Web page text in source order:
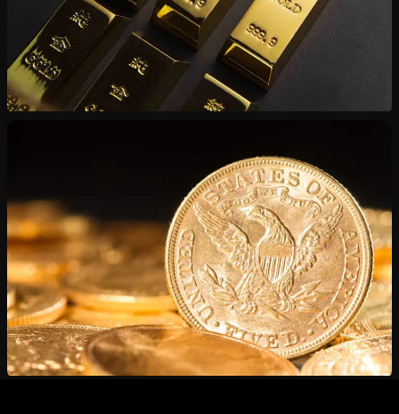
Or et argent certifiés — du lingotine au kilogramme